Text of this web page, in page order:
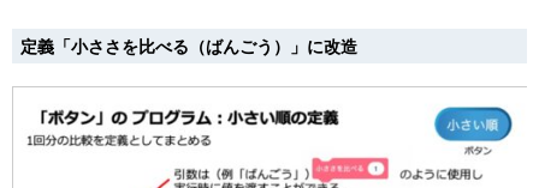
定義「小ささを比べる（ばんごう）」に改造